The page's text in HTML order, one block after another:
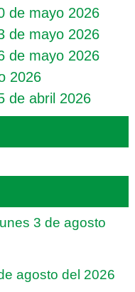
de mayo 2026
de mayo 2026
de mayo 2026
2026
de abril 2026
3 de agosto
agosto del 2026